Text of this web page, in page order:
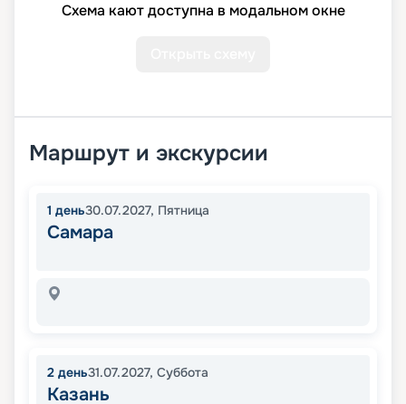
Схема кают доступна в модальном окне
Маршрут и экскурсии
1 день30.07.2027, Пятница
Самара
2 день31.07.2027, Суббота
Казань